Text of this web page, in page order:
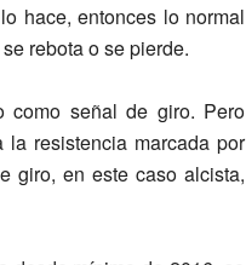
hace, entonces lo normal
rebota o se pierde.
como señal de giro. Pero
resistencia marcada por
giro, en este caso alcista,